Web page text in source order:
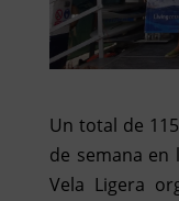
Un total de
de semana en
Vela Ligera